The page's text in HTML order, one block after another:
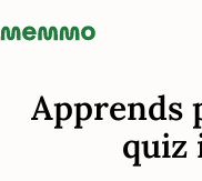
Memmo - AI-verktyg och
Apprends
quiz